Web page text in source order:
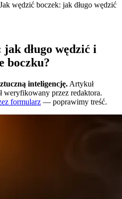
Jak wędzić boczek: jak długo wędzić
długo wędzić i
boczku?
inteligencję. Artykuł
weryfikowany przez redaktora.
formularz — poprawimy treść.